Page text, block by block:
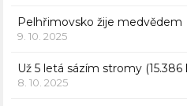
Pelhřimovsko žije medvědem
9. 10. 2025
Už 5 letá sázím stromy (15.386
8. 10. 2025